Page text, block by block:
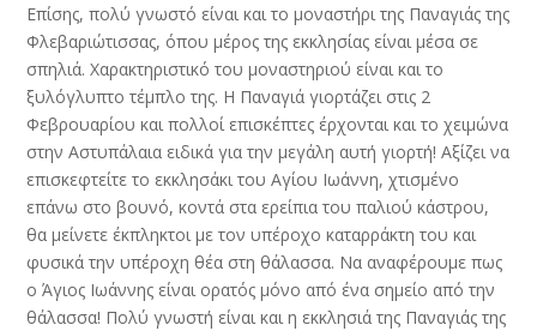
Επίσης, πολύ γνωστό είναι και το μοναστήρι της Παναγιάς της
Φλεβαριώτισσας, όπου μέρος της εκκλησίας είναι μέσα σε
σπηλιά. Χαρακτηριστικό του μοναστηριού είναι και το
ξυλόγλυπτο τέμπλο της. Η Παναγιά γιορτάζει στις 2
Φεβρουαρίου και πολλοί επισκέπτες έρχονται και το χειμώνα
στην Αστυπάλαια ειδικά για την μεγάλη αυτή γιορτή! Αξίζει να
επισκεφτείτε το εκκλησάκι του Αγίου Ιωάννη, χτισμένο
επάνω στο βουνό, κοντά στα ερείπια του παλιού κάστρου,
θα μείνετε έκπληκτοι με τον υπέροχο καταρράκτη του και
φυσικά την υπέροχη θέα στη θάλασσα. Να αναφέρουμε πως
ο Άγιος Ιωάννης είναι ορατός μόνο από ένα σημείο από την
θάλασσα! Πολύ γνωστή είναι και η εκκλησιά της Παναγιάς της